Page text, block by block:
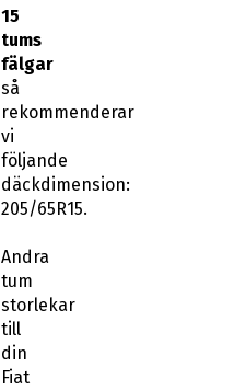
15
tums
fälgar
så
rekommenderar
vi
följande
däckdimension:
205/65R15.
Andra
tum
storlekar
till
din
Fiat